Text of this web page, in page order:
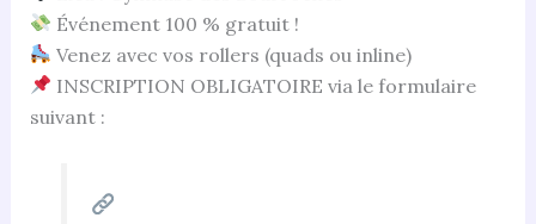
Événement 100 % gratuit !
Venez avec vos rollers (quads ou inline)
INSCRIPTION OBLIGATOIRE via le formulaire
suivant :